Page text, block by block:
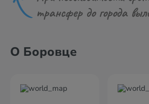
трансфер до города
О Боровце